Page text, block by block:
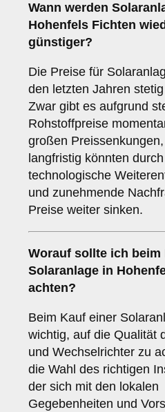
Wann werden
Hohenfels Fichten
günstiger?
Die Preise für
den letzten Jahren
Zwar gibt es aufgrund
Rohstoffpreise
großen
langfristig könnten durch
technologische
und zunehmende
Preise weiter sinken.
Worauf sollte ich beim
Solaranlage in
achten?
Beim Kauf einer
wichtig, auf die Qualität
und Wechselrichter zu
die Wahl des richtigen
der sich mit den lokalen
Gegebenheiten und